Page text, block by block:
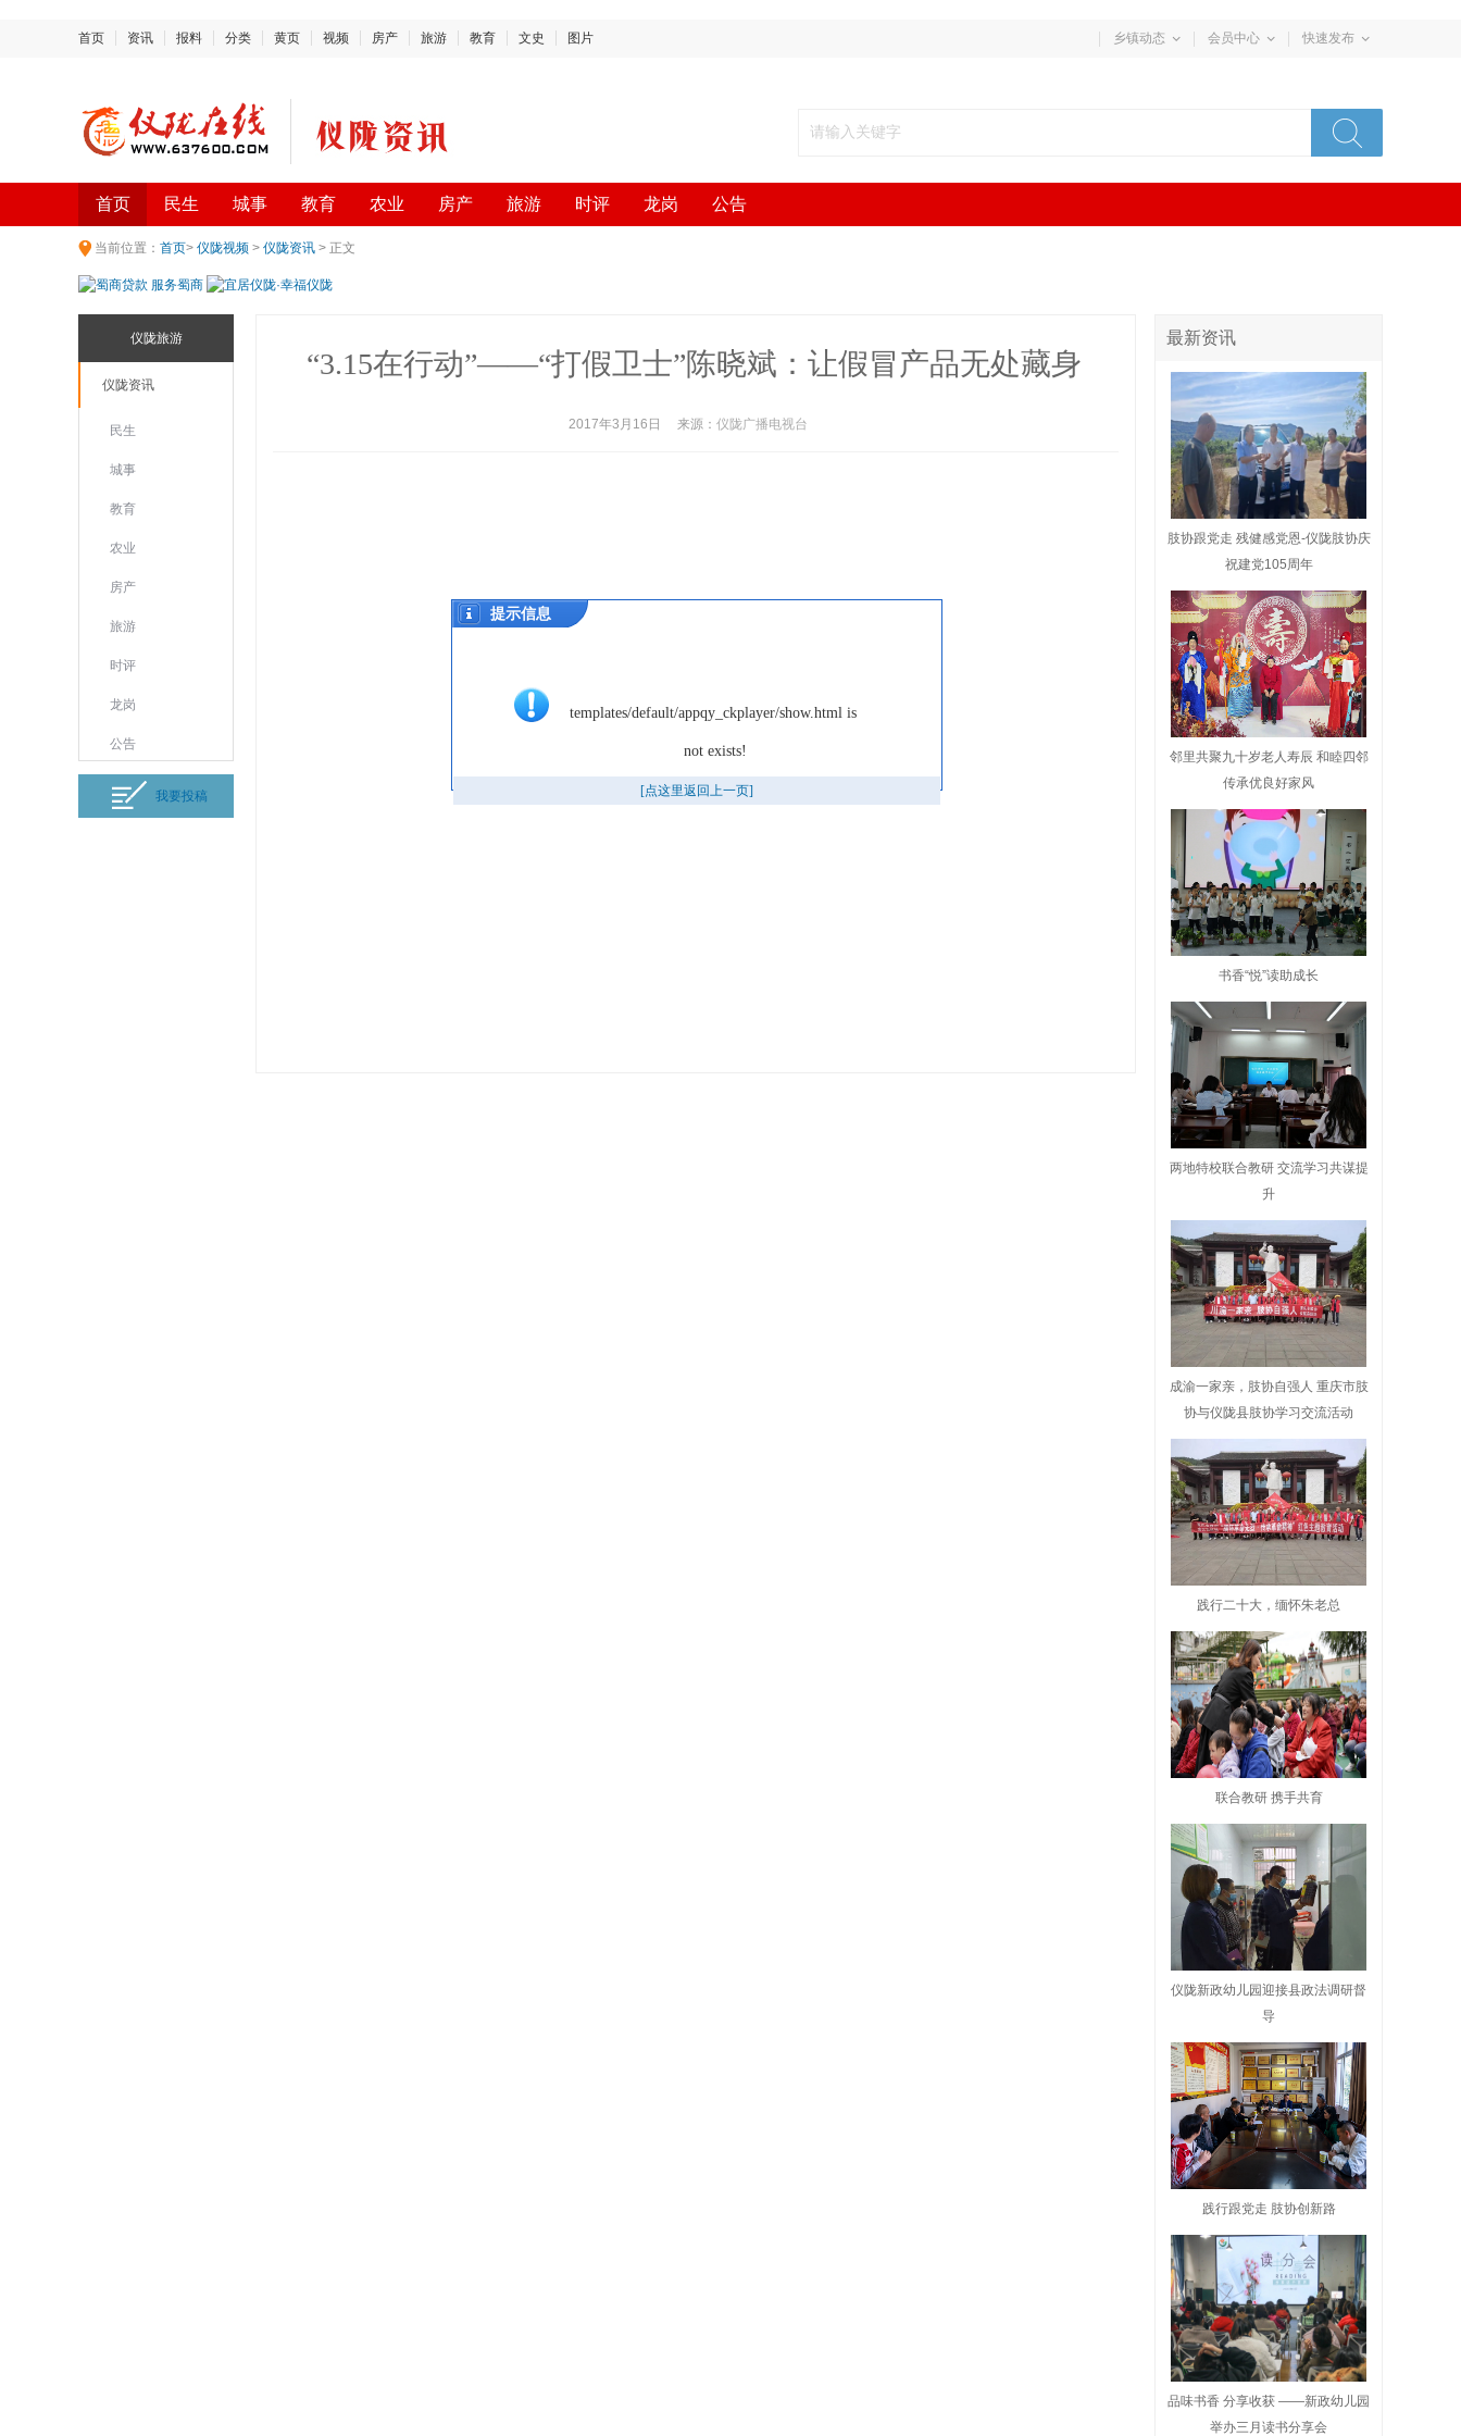
首页 资讯 报料 分类 黄页 视频 房产 旅游 教育 文史 图片 乡镇动态 会员中心 快速发布
首页 民生 城事 教育 农业 房产 旅游 时评 龙岗 公告
当前位置： 首页> 仪陇视频 > 仪陇资讯 > 正文
仪陇旅游
仪陇资讯
民生
城事
教育
农业
房产
旅游
时评
龙岗
公告
我要投稿
最新资讯
肢协跟党走 残健感党恩-仪陇肢协庆
祝建党105周年
邻里共聚九十岁老人寿辰 和睦四邻
传承优良好家风
书香“悦”读助成长
两地特校联合教研 交流学习共谋提
升
成渝一家亲，肢协自强人 重庆市肢
协与仪陇县肢协学习交流活动
践行二十大，缅怀朱老总
联合教研 携手共育
仪陇新政幼儿园迎接县政法调研督
导
践行跟党走 肢协创新路
品味书香 分享收获 ——新政幼儿园
举办三月读书分享会
“3.15在行动”——“打假卫士”陈晓斌：让假冒产品无处藏身
2017年3月16日 来源： 仪陇广播电视台
提示信息
templates/default/appqy_ckplayer/show.html is
not exists!
[点这里返回上一页]